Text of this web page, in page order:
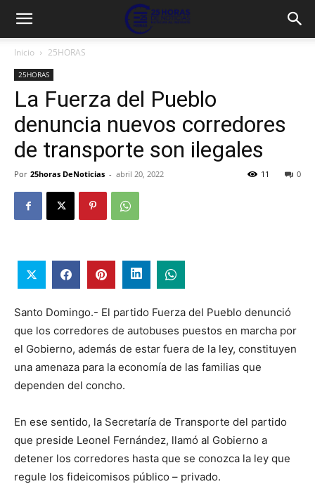
Inicio 25HORAS
25HORAS
La Fuerza del Pueblo
denuncia nuevos corredores
de transporte son ilegales
Por 25horas DeNoticias - abril 20, 2022 0
11
Santo Domingo.- El partido Fuerza del Pueblo denunció
que los corredores de autobuses puestos en marcha por
el Gobierno, además de estar fuera de la ley, constituyen
una amenaza para la economía de las familias que
dependen del concho.
En ese sentido, la Secretaría de Transporte del partido
que preside Leonel Fernández, llamó al Gobierno a
detener los corredores hasta que se conozca la ley que
regule los fideicomisos público – privado.